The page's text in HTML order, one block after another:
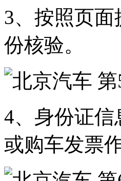
3、按照页
份核验。
4、身份证
或购车发票